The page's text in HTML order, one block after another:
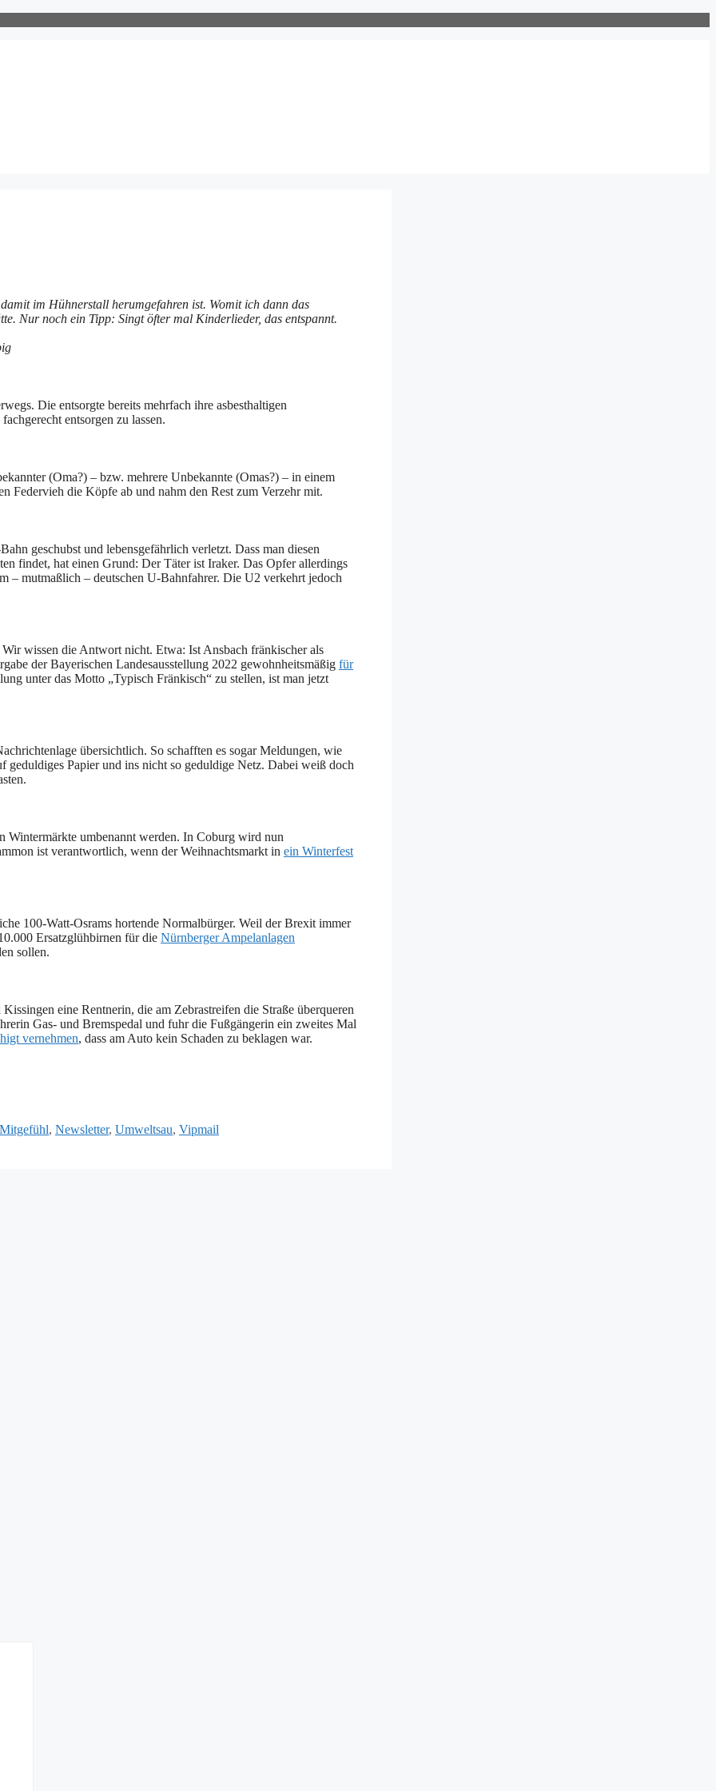
im Hühnerstall herumgefahren ist. Womit ich dann das
Nur noch ein Tipp: Singt öfter mal Kinderlieder, das entspannt.
Die entsorgte bereits mehrfach ihre asbesthaltigen
entsorgen zu lassen.
(Oma?) – bzw. mehrere Unbekannte (Omas?) – in einem
Federvieh die Köpfe ab und nahm den Rest zum Verzehr mit.
geschubst und lebensgefährlich verletzt. Dass man diesen
findet, hat einen Grund: Der Täter ist Iraker. Das Opfer allerdings
– mutmaßlich – deutschen U-Bahnfahrer. Die U2 verkehrt jedoch
wissen die Antwort nicht. Etwa: Ist Ansbach fränkischer als
der Bayerischen Landesausstellung 2022 gewohnheitsmäßig für
unter das Motto „Typisch Fränkisch“ zu stellen, ist man jetzt
übersichtlich. So schafften es sogar Meldungen, wie
geduldiges Papier und ins nicht so geduldige Netz. Dabei weiß doch
Wintermärkte umbenannt werden. In Coburg wird nun
ist verantwortlich, wenn der Weihnachtsmarkt in ein Winterfest
100-Watt-Osrams hortende Normalbürger. Weil der Brexit immer
Ersatzglühbirnen für die Nürnberger Ampelanlagen
sollen.
eine Rentnerin, die am Zebrastreifen die Straße überqueren
Gas- und Bremspedal und fuhr die Fußgängerin ein zweites Mal
vernehmen, dass am Auto kein Schaden zu beklagen war.
Mitgefühl, Newsletter, Umweltsau, Vipmail